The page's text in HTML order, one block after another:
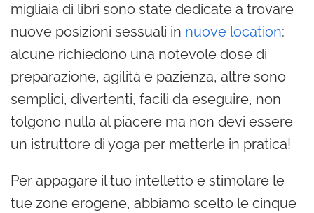
migliaia di libri sono state dedicate a trovare
nuove posizioni sessuali in nuove location:
alcune richiedono una notevole dose di
preparazione, agilità e pazienza, altre sono
semplici, divertenti, facili da eseguire, non
tolgono nulla al piacere ma non devi essere
un istruttore di yoga per metterle in pratica!
Per appagare il tuo intelletto e stimolare le
tue zone erogene, abbiamo scelto le cinque